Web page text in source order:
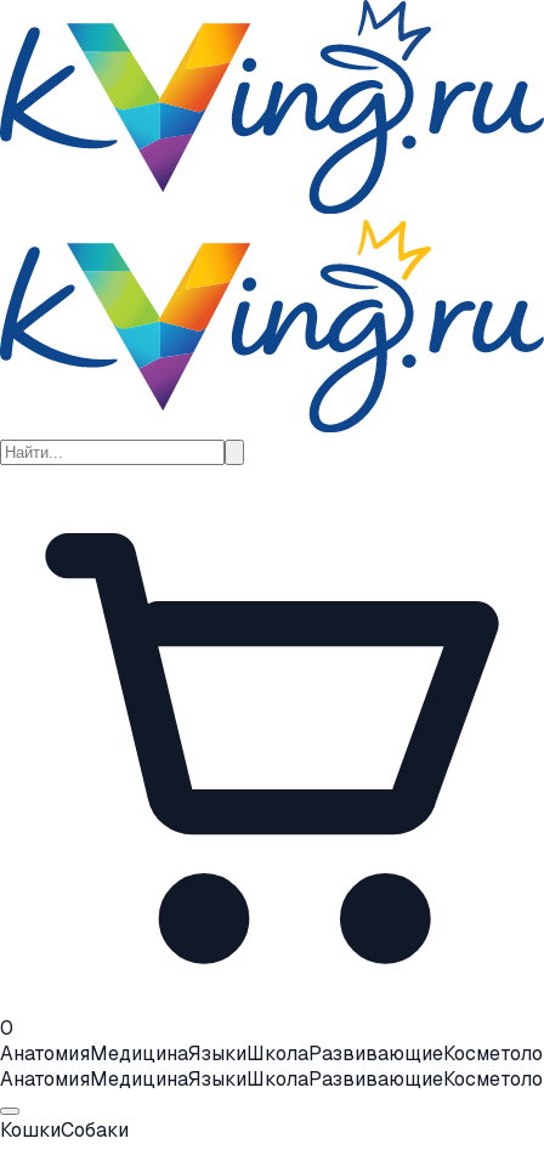
0
АнатомияМедицинаЯзыкиШколаРазвивающие
АнатомияМедицинаЯзыкиШколаРазвивающие
КошкиСобаки